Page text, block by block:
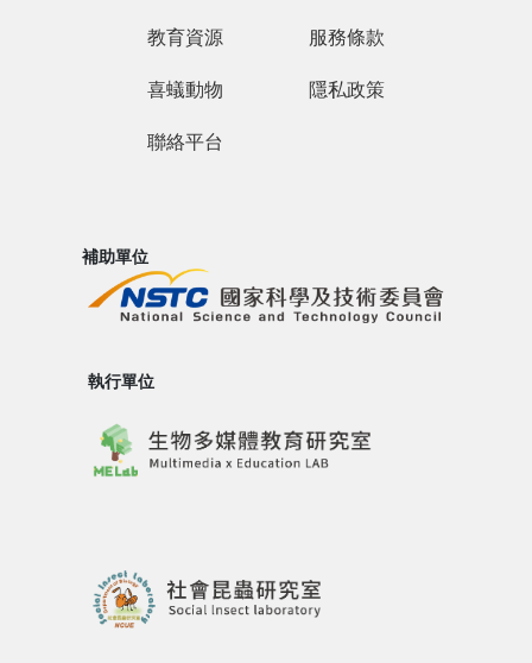
教育資源
喜蟻動物
聯絡平台
服務條款
隱私政策
補助單位
執行單位